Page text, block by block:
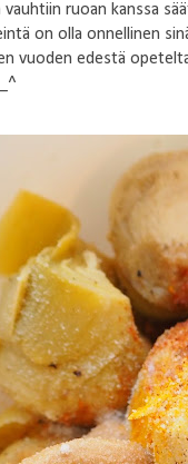
ruoan kanssa
on olla onnellinen
vuoden edestä